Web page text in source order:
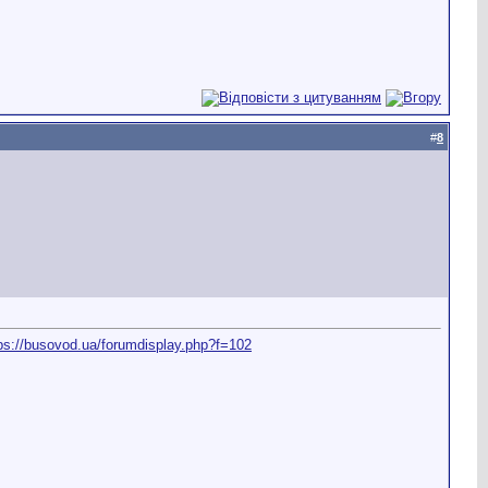
#8
busovod.ua/forumdisplay.php?f=102